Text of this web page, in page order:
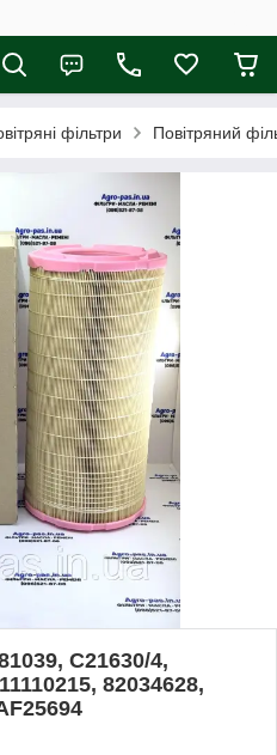
фільтри Повітряний
C21630/4,
82034628,